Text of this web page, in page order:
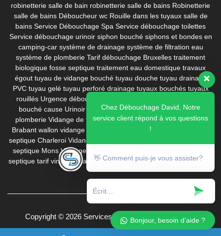
robinetterie salle de bain robinetterie salle de bains Robinetterie
salle de bains Déboucheur wc Rouille dans les tuyaux salle de
bains Service Débouchage Spa Service débouchage toilettes
Service débouchage urinoir siphon bouché siphons et bondes en
camping-car système de drainage système de filtration eau
système de plomberie Tarif débouchage Bruxelles traitement
biologique fosse septique traitement eau domestique travaux
égout tuyau de vidange bouché tuyau douche tuyau drainage
PVC tuyau gelé tuyau perforé drainage tuyaux bouchés tuyaux
rouillés Urgence débouchage
bouché cause Urinoir bouche prix Urinoir homme ventouse
plomberie Vidange de fosse septique Vidange fosse septique
Brabant wallon vidange fosse septique Bruxelles
septique Charleroi Vidange fosse septique Dilbeek
septique Mons Vidange fosse septique pas cher
septique tarif vinaigre blanc WC bouché évie wc bouché que faire
Copyright © 2026 Services David. All rights reserved.
Chez Débouchage David, Notre
service client répond à vos questions
!
👋 Comment puis-je vous assister?
Bonjour, besoin d’aide ?